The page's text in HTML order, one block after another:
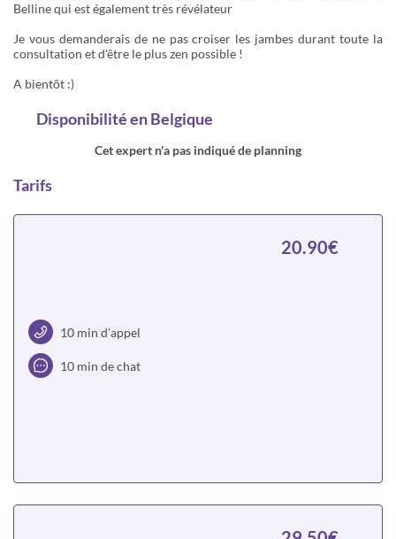
Belline qui est également très révélateur
Je vous demanderais de ne pas croiser les jambes durant toute la
consultation et d'être le plus zen possible !
A bientôt :)
Disponibilitéen Belgique
Cet expert n'a pas indiqué de planning
Tarifs
10 min d’appel
10 min de chat
20.90€